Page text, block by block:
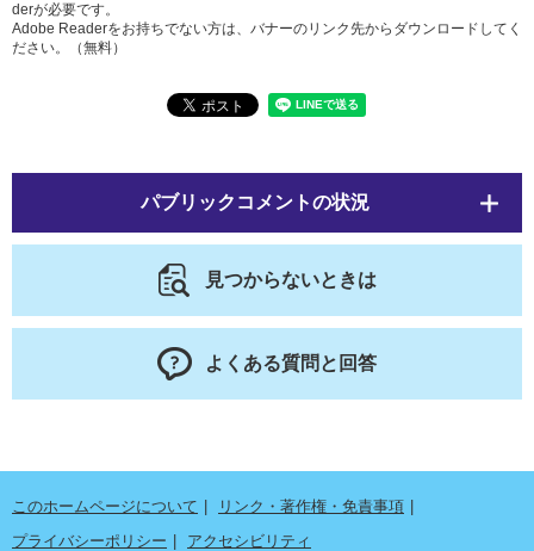
derが必要です。
Adobe Readerをお持ちでない方は、バナーのリンク先からダウンロードしてく
ださい。（無料）
パブリックコメントの状況
見つからないときは
よくある質問と回答
このホームページについて
リンク・著作権・免責事項
プライバシーポリシー
アクセシビリティ